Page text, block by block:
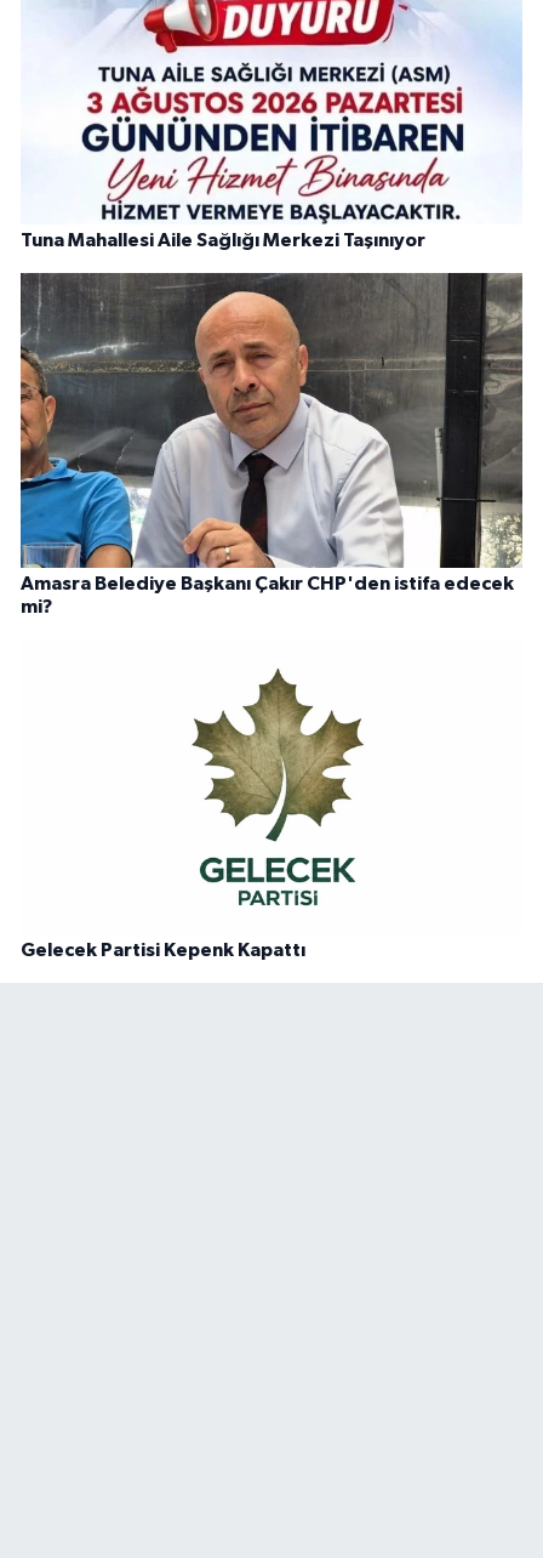
Tuna Mahallesi Aile Sağlığı Merkezi Taşınıyor
Amasra Belediye Başkanı Çakır CHP'den istifa edecek
mi?
Gelecek Partisi Kepenk Kapattı